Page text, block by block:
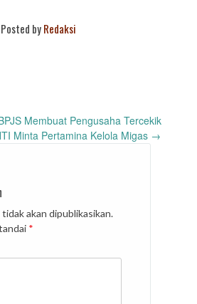
Posted byRedaksi
Membuat Pengusaha Tercekik
Minta Pertamina Kelola Migas →
akan dipublikasikan.
*